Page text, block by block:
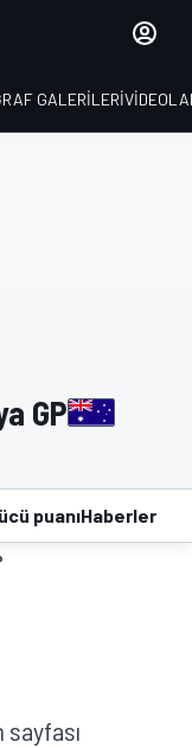
GALERILERI
GP
puanıHaberler